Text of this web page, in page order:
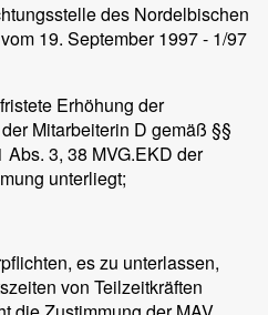
des Nordelbischen
19. September 1997 - 1/97
Erhöhung der
Mitarbeiterin D gemäß §§
Abs. 3, 38 MVG.EKD der
unterliegt;
es zu unterlassen,
von Teilzeitkräften